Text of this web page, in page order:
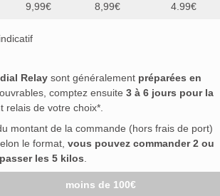
9,99€ 8,99€ 4.99€
Relay sont généralement préparées en
ouvrables, comptez ensuite 3 à 6 jours pour la
relais de votre choix*.
montant de la commande (hors frais de port)
le format, vous pouvez commander 2 ou
les 5 kilos
moins de 100€